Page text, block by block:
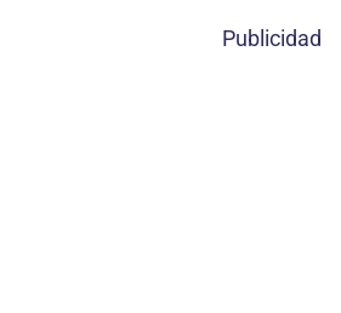
Publicidad